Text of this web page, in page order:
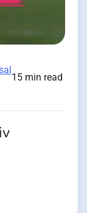
15 min read